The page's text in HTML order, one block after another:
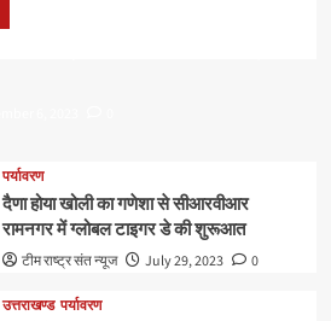
पर्यावरण
दैणा होया खोली का गणेशा से सीआरवीआर
रामनगर में ग्लोबल टाइगर डे की शुरूआत
टीम राष्ट्र संत न्यूज July 29, 2023 0
उत्तराखण्ड पर्यावरण